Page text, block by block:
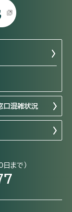
口混雑状況
まで）